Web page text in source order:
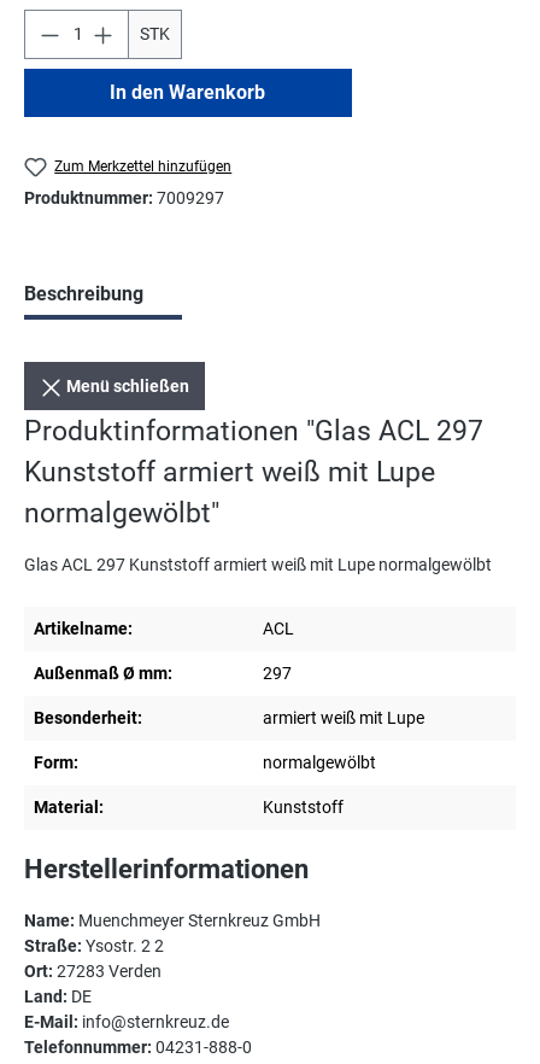
STK
In den Warenkorb
Zum Merkzettel hinzufügen
Produktnummer: 7009297
Beschreibung
Menü schließen
Produktinformationen "Glas ACL 297
Kunststoff armiert weiß mit Lupe
normalgewölbt"
Glas ACL 297 Kunststoff armiert weiß mit Lupe normalgewölbt
Artikelname: ACL
Außenmaß Ø mm: 297
Besonderheit: armiert weiß mit Lupe
Form: normalgewölbt
Material: Kunststoff
Herstellerinformationen
Name: Muenchmeyer Sternkreuz GmbH
Straße: Ysostr. 2 2
Ort: 27283 Verden
Land: DE
E-Mail: info@sternkreuz.de
Telefonnummer: 04231-888-0